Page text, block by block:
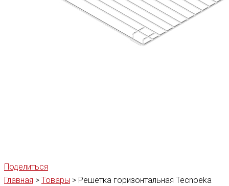
Поделиться
Главная > Товары > Решетка горизонтальная Tecnoeka